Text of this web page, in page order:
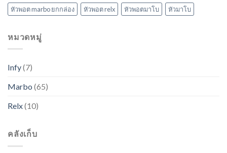
หัวพอต marbo ยกกล่อง หัวพอต relx หัวพอตมาโบ หัวมาโบ
หมวดหมู่
Infy(7)
Marbo (65)
Relx(10)
คลังเก็บ